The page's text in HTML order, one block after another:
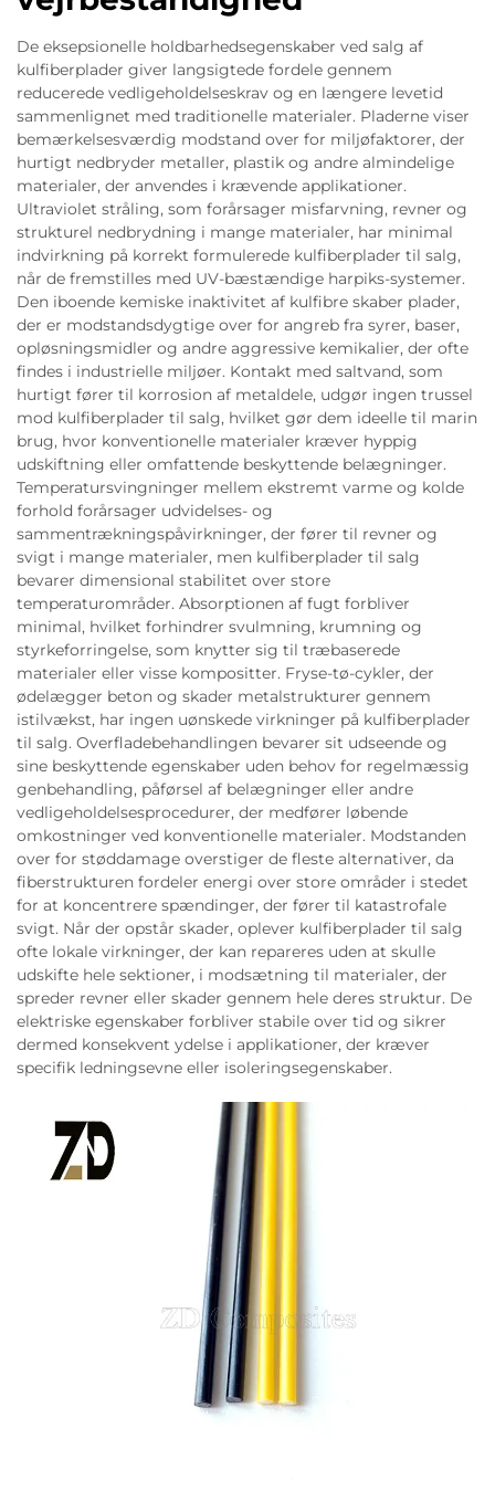
De eksepsionelle holdbarhedsegenskaber ved salg af
kulfiberplader giver langsigtede fordele gennem
reducerede vedligeholdelseskrav og en længere levetid
sammenlignet med traditionelle materialer. Pladerne viser
bemærkelsesværdig modstand over for miljøfaktorer, der
hurtigt nedbryder metaller, plastik og andre almindelige
materialer, der anvendes i krævende applikationer.
Ultraviolet stråling, som forårsager misfarvning, revner og
strukturel nedbrydning i mange materialer, har minimal
indvirkning på korrekt formulerede kulfiberplader til salg,
når de fremstilles med UV-bæstændige harpiks-systemer.
Den iboende kemiske inaktivitet af kulfibre skaber plader,
der er modstandsdygtige over for angreb fra syrer, baser,
opløsningsmidler og andre aggressive kemikalier, der ofte
findes i industrielle miljøer. Kontakt med saltvand, som
hurtigt fører til korrosion af metaldele, udgør ingen trussel
mod kulfiberplader til salg, hvilket gør dem ideelle til marin
brug, hvor konventionelle materialer kræver hyppig
udskiftning eller omfattende beskyttende belægninger.
Temperatursvingninger mellem ekstremt varme og kolde
forhold forårsager udvidelses- og
sammentrækningspåvirkninger, der fører til revner og
svigt i mange materialer, men kulfiberplader til salg
bevarer dimensional stabilitet over store
temperaturområder. Absorptionen af fugt forbliver
minimal, hvilket forhindrer svulmning, krumning og
styrkeforringelse, som knytter sig til træbaserede
materialer eller visse kompositter. Fryse-tø-cykler, der
ødelægger beton og skader metalstrukturer gennem
istilvækst, har ingen uønskede virkninger på kulfiberplader
til salg. Overfladebehandlingen bevarer sit udseende og
sine beskyttende egenskaber uden behov for regelmæssig
genbehandling, påførsel af belægninger eller andre
vedligeholdelsesprocedurer, der medfører løbende
omkostninger ved konventionelle materialer. Modstanden
over for støddamage overstiger de fleste alternativer, da
fiberstrukturen fordeler energi over store områder i stedet
for at koncentrere spændinger, der fører til katastrofale
svigt. Når der opstår skader, oplever kulfiberplader til salg
ofte lokale virkninger, der kan repareres uden at skulle
udskifte hele sektioner, i modsætning til materialer, der
spreder revner eller skader gennem hele deres struktur. De
elektriske egenskaber forbliver stabile over tid og sikrer
dermed konsekvent ydelse i applikationer, der kræver
specifik ledningsevne eller isoleringsegenskaber.